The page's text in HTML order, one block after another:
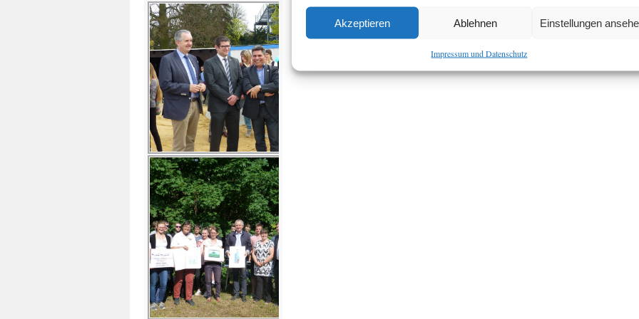
Akzeptieren Ablehnen Einstellungen
Impressum und Datenschutz